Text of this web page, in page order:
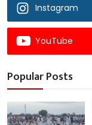
Instagram
YouTube
Popular Posts